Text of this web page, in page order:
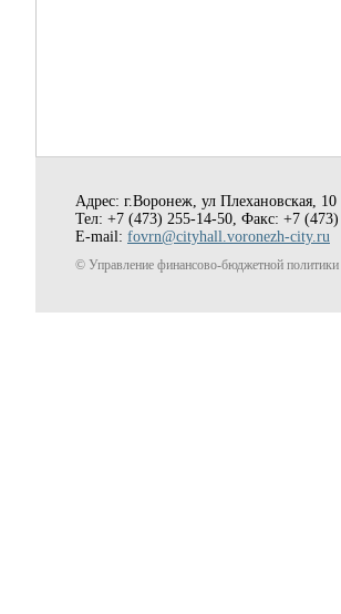
Адрес: г.Воронеж, ул Плехановская, 10
Тел: +7 (473) 255-14-50, Факс: +7
E-mail: fovrn@cityhall.voronezh-city.ru
© Управление финансово-бюджетной